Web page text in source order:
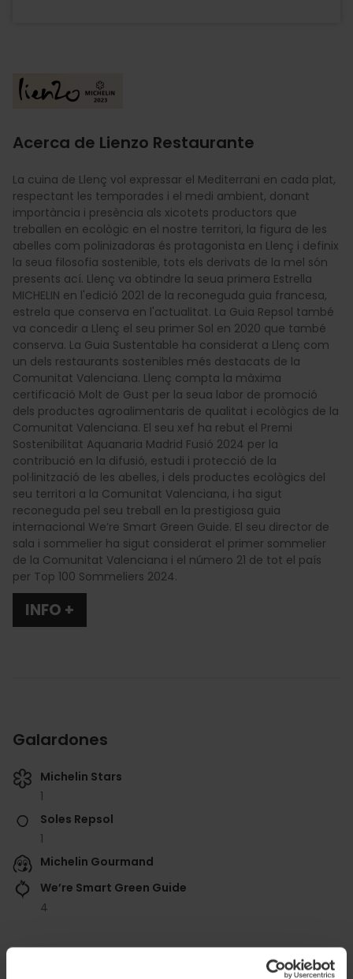
Acerca de Lienzo Restaurante
Imagen
La cuina de Llenç vol expressar el Mediterrani en cada plat,
respectant les temporades i el medi ambient, donant
importància i presència als xicotets productors que
treballen en ecològic en el nostre territori, la figura de les
abelles com polinizadoras és protagonista en Llenç i definix
la seua filosofia sostenible, tots els derivats de la mel són
presents ací. Llenç va obtindre la seua primera Estrella
MICHELIN en l'edició 2021 de la reconeguda guia francesa,
estrela que conserva en l'actualitat. La Guia Repsol també
va concedir a Llenç el seu primer Sol en 2020 que també
conserva. La Guia Sustentable ha considerat a Llenç com
un dels restaurants sostenibles més destacats de la
Comunitat Valenciana. Llenç compta la màxima
certificació Molt de Gust per la seua labor de promoció
dels productes agroalimentaris de qualitat i ecològics de la
Comunitat Valenciana. El seu xef ha rebut el Premi
Sostenibilitat Aquanaria Madrid Fusió 2024 per la
contribució en la difusió, estudi i protecció de la
pol·linització de les abelles, i dels productes ecològics del
seu territori a la Comunitat Valenciana, i ha sigut
reconeguda pel seu treball en la prestigiosa guia
internacional We’re Smart Green Guide. El seu director de
sala i sommelier ha sigut considerat el primer sommelier
de la Comunitat Valenciana i el número 21 de tot el país
per Top 100 Sommeliers 2024.
INFO +
Galardones
Michelin Stars
1
Soles Repsol
1
Michelin Gourmand
We’re Smart Green Guide
4